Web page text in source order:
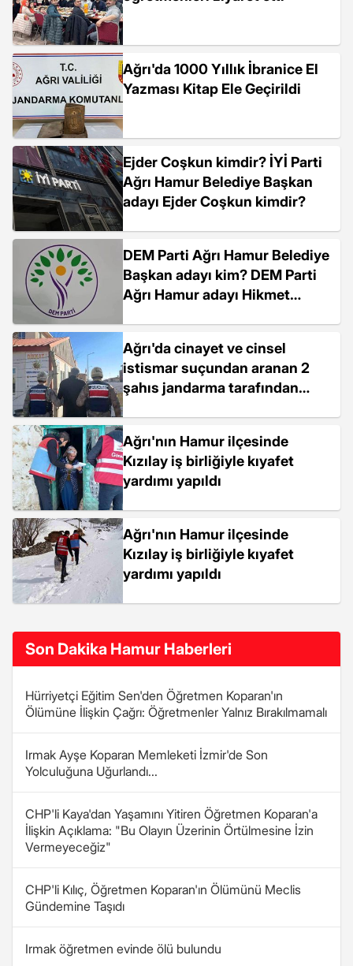
Ağrı'da 1000 Yıllık İbranice El
Yazması Kitap Ele Geçirildi
Ejder Coşkun kimdir? İYİ Parti
Ağrı Hamur Belediye Başkan
adayı Ejder Coşkun kimdir?
DEM Parti Ağrı Hamur Belediye
Başkan adayı kim? DEM Parti
Ağrı Hamur adayı Hikmet
Ağrı'da cinayet ve cinsel
istismar suçundan aranan 2
şahıs jandarma tarafından
Ağrı'nın Hamur ilçesinde
Kızılay iş birliğiyle kıyafet
yardımı yapıldı
Ağrı'nın Hamur ilçesinde
Kızılay iş birliğiyle kıyafet
yardımı yapıldı
Son Dakika Hamur Haberleri
Hürriyetçi Eğitim Sen'den Öğretmen Koparan'ın
Ölümüne İlişkin Çağrı: Öğretmenler Yalnız Bırakılmamalı
Irmak Ayşe Koparan Memleketi İzmir'de Son
Yolculuğuna Uğurlandı...
CHP'li Kaya'dan Yaşamını Yitiren Öğretmen Koparan'a
İlişkin Açıklama: "Bu Olayın Üzerinin Örtülmesine İzin
Vermeyeceğiz"
CHP'li Kılıç, Öğretmen Koparan'ın Ölümünü Meclis
Gündemine Taşıdı
Irmak öğretmen evinde ölü bulundu